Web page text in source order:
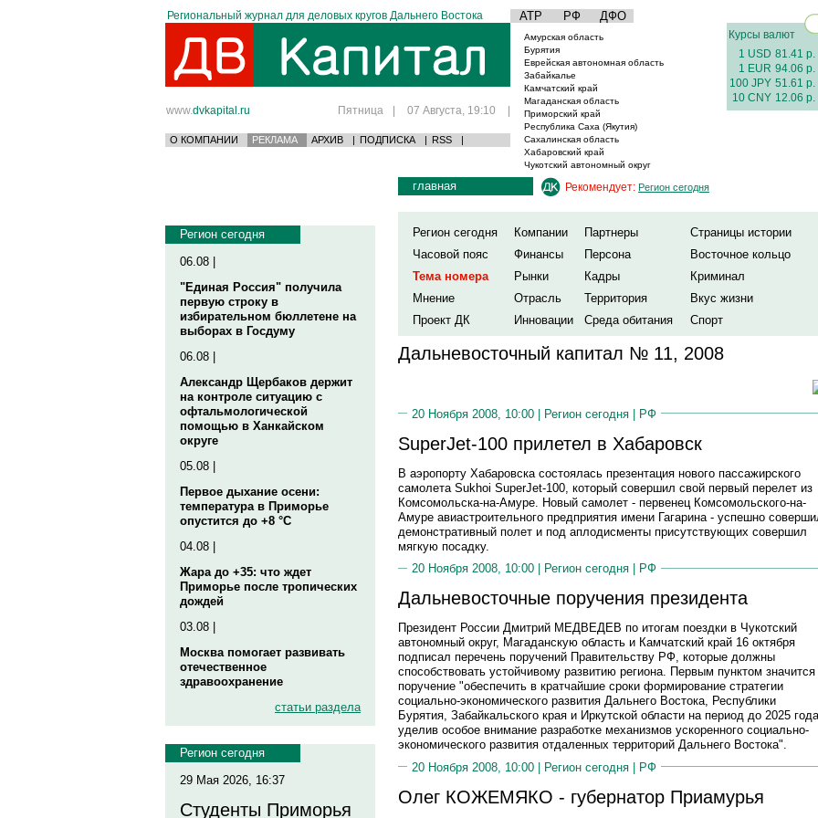
Региональный журнал для деловых кругов Дальнего Востока АТР РФ ДФО
www.dvkapital.ru Пятница | 07 Августа, 19:10 |
О КОМПАНИИ РЕКЛАМА АРХИВ | ПОДПИСКА | RSS |
Амурская область
Бурятия
Еврейская автономная область
Забайкалье
Камчатский край
Магаданская область
Приморский край
Республика Саха (Якутия)
Сахалинская область
Хабаровский край
Чукотский автономный округ
Курсы валют
1 USD 81.41 р.
1 EUR 94.06 р.
100 JPY 51.61 р.
10 CNY 12.06 р.
Регион сегодня
06.08 |
"Единая Россия" получила
первую строку в
избирательном бюллетене на
выборах в Госдуму
06.08 |
Александр Щербаков держит
на контроле ситуацию с
офтальмологической
помощью в Ханкайском
округе
05.08 |
Первое дыхание осени:
температура в Приморье
опустится до +8 °C
04.08 |
Жара до +35: что ждет
Приморье после тропических
дождей
03.08 |
Москва помогает развивать
отечественное
здравоохранение
статьи раздела
Регион сегодня
29 Мая 2026, 16:37
Студенты Приморья
главная Рекомендует: Регион сегодня
Регион сегодня Компании Партнеры
Страницы истории
Часовой пояс
Финансы Персона
Восточное кольцо
Тема номера
Рынки Кадры
Криминал
Мнение
Отрасль Территория
Вкус жизни
Проект ДК
Инновации Среда обитания Спорт
Дальневосточный капитал № 11, 2008
20 Ноября 2008, 10:00 | Регион сегодня | РФ
SuperJet-100 прилетел в Хабаровск
В аэропорту Хабаровска состоялась презентация нового пассажирского
самолета Sukhoi SuperJet-100, который совершил свой первый перелет из
Комсомольска-на-Амуре. Новый самолет - первенец Комсомольского-на-
Амуре авиастроительного предприятия имени Гагарина - успешно
демонстративный полет и под аплодисменты присутствующих совершил
мягкую посадку.
20 Ноября 2008, 10:00 |
Регион сегодня РФ
Дальневосточные поручения президента
Президент России Дмитрий МЕДВЕДЕВ по итогам поездки в Чукотский
автономный округ, Магаданскую область и Камчатский край 16 октября
подписал перечень поручений Правительству РФ, которые должны
способствовать устойчивому развитию региона. Первым пунктом значится
поручение "обеспечить в кратчайшие сроки формирование стратегии
социально-экономического развития Дальнего Востока, Республики
Бурятия, Забайкальского края и Иркутской области на период до 2025
уделив особое внимание разработке механизмов ускоренного социально-
экономического развития отдаленных территорий Дальнего Востока".
20 Ноября 2008, 10:00 | Регион сегодня | РФ
Олег КОЖЕМЯКО - губернатор Приамурья